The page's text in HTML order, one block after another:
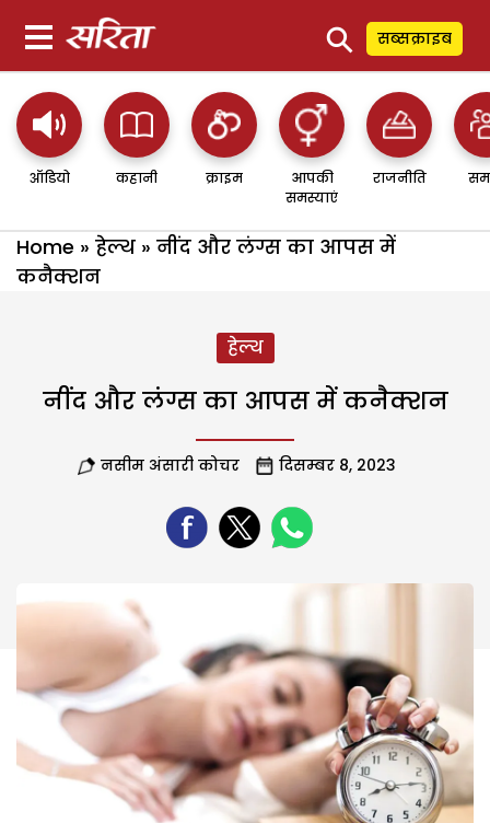
⚲ सब्सक्राइब
ऑडियो कहानी क्राइम
आपकी
समस्याएं
राजनीति
Home » हेल्थ » नींद और लंग्स का आपस में
कनैक्शन
हेल्थ
नींद और लंग्स का आपस में कनैक्शन
नसीम अंसारी कोचर दिसम्बर 8, 2023